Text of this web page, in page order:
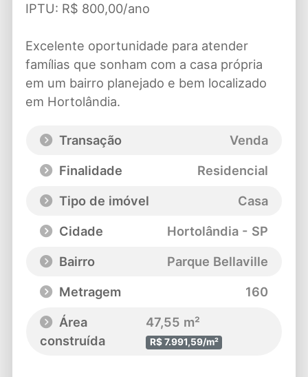
IPTU: R$ 800,00/ano
Excelente oportunidade para atender
famílias que sonham com a casa própria
em um bairro planejado e bem localizado
em Hortolândia.
Transação
Venda
Finalidade
Residencial
Tipo de imóvel
Casa
Cidade
Hortolândia - SP
Bairro
Parque Bellaville
Metragem
160
Área
construída
47,55 m²
R$ 7.991,59/m²